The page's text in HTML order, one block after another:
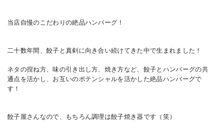
当店自慢のこだわりの絶品ハンバーグ！
二十数年間、餃子と真剣に向き合い続けてきた中で生まれました！
ネタの捏ね方、味の引き出し方、焼き方など、餃子とハンバーグの共
通点を活かし、お互いのポテンシャルを活かした絶品ハンバーグで
す！
餃子屋さんなので、もちろん調理は餃子焼き器です（笑）